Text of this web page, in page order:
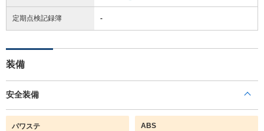
定期点検記録簿 -
装備
安全装備
パワステ ABS